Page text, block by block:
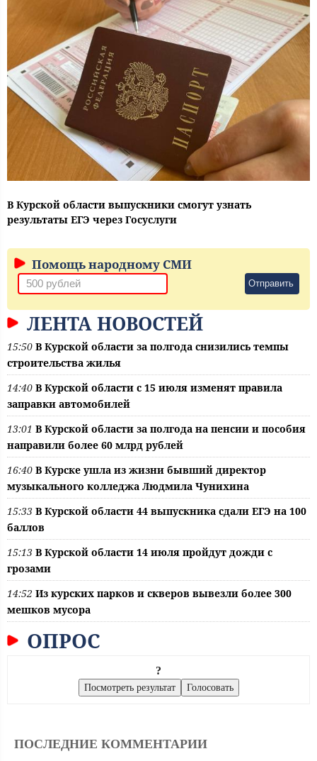
В Курской области выпускники смогут узнать
результаты ЕГЭ через Госуслуги
Помощь народному СМИ
Отправить
ЛЕНТА НОВОСТЕЙ
15:50 В Курской области за полгода снизились темпы
строительства жилья
14:40 В Курской области с 15 июля изменят правила
заправки автомобилей
13:01 В Курской области за полгода на пенсии и пособия
направили более 60 млрд рублей
16:40 В Курске ушла из жизни бывший директор
музыкального колледжа Людмила Чунихина
15:33 В Курской области 44 выпускника сдали ЕГЭ на 100
баллов
15:13 В Курской области 14 июля пройдут дожди с
грозами
14:52 Из курских парков и скверов вывезли более 300
мешков мусора
ОПРОС
?
ПОСЛЕДНИЕ КОММЕНТАРИИ